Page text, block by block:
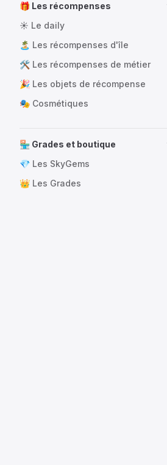
🎁 Les récompenses
☀️ Le daily
🏝️ Les récompenses d'île
🛠️ Les récompenses de métier
🎉 Les objets de récompense
🎭 Cosmétiques
🏪 Grades et boutique
💎 Les SkyGems
👑 Les Grades